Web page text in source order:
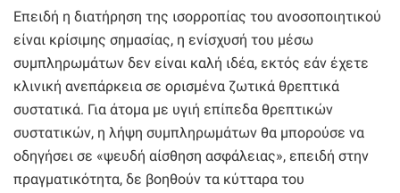
Επειδή η διατήρηση της ισορροπίας του ανοσοποιητικού
είναι κρίσιμης σημασίας, η ενίσχυσή του μέσω
συμπληρωμάτων δεν είναι καλή ιδέα, εκτός εάν έχετε
κλινική ανεπάρκεια σε ορισμένα ζωτικά θρεπτικά
συστατικά. Για άτομα με υγιή επίπεδα θρεπτικών
συστατικών, η λήψη συμπληρωμάτων θα μπορούσε να
οδηγήσει σε «ψευδή αίσθηση ασφάλειας», επειδή στην
πραγματικότητα, δε βοηθούν τα κύτταρα του